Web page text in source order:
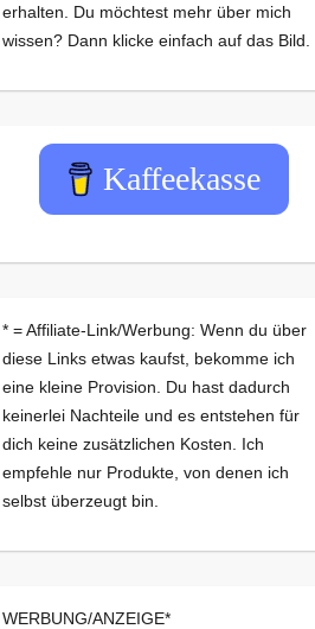
erhalten. Du möchtest mehr über mich
wissen? Dann klicke einfach auf das Bild.
Kaffeekasse
* = Affiliate-Link/Werbung: Wenn du über
diese Links etwas kaufst, bekomme ich
eine kleine Provision. Du hast dadurch
keinerlei Nachteile und es entstehen für
dich keine zusätzlichen Kosten. Ich
empfehle nur Produkte, von denen ich
selbst überzeugt bin.
WERBUNG/ANZEIGE*